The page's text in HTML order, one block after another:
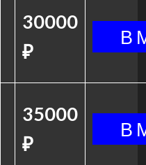
30000
₽
35000
₽